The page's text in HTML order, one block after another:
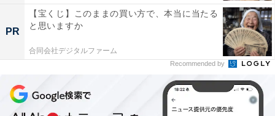
PR
【宝くじ】このままの買い方で、本当に当たる
と思いますか
合同会社デジタルファーム
Recommended by